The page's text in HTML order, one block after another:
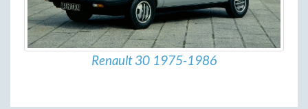
Renault 30 1975-1986